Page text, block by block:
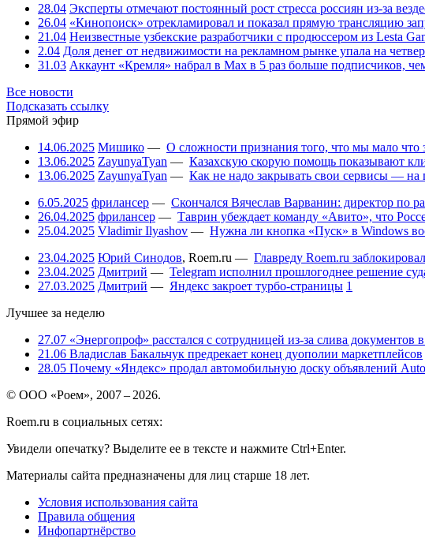
28.04 Эксперты отмечают постоянный рост стресса россиян из-за
26.04 «Кинопоиск» отрекламировал и показал прямую трансляцию
21.04 Неизвестные узбекские разработчики с продюссером из Lesta
2.04 Доля денег от недвижимости на рекламном рынке упала на
31.03 Аккаунт «Кремля» набрал в Max в 5 раз больше подписчиков,
Все новости
Подсказать ссылку
Прямой эфир
14.06.2025 Мишико — О сложности признания того, что мы мало
13.06.2025 ZayunyaTyan — Казахскую скорую помощь показывают
13.06.2025 ZayunyaTyan — Как не надо закрывать свои сервисы — на
6.05.2025 фрилансер — Скончался Вячеслав Варванин: директор по
26.04.2025 фрилансер — Таврин убеждает команду «Авито», что
25.04.2025 Vladimir Ilyashov — Нужна ли кнопка «Пуск» в Windows
23.04.2025 Юрий Синодов, Roem.ru — Главреду Roem.ru
23.04.2025 Дмитрий — Telegram исполнил прошлогоднее решение
27.03.2025 Дмитрий — Яндекс закроет турбо-страницы 1
Лучшее за неделю
27.07 «Энергопроф» расстался с сотрудницей из-за слива
21.06 Владислав Бакальчук предрекает конец дуополии маркетплейсов
28.05 Почему «Яндекс» продал автомобильную доску объявлений
© ООО «Роем», 2007 – 2026.
Roem.ru в социальных сетях:
Увидели опечатку? Выделите ее в тексте и нажмите Ctrl+Enter.
Материалы сайта предназначены для лиц старше 18 лет.
Условия использования сайта
Правила общения
Инфопартнёрство